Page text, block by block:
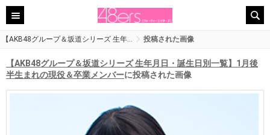
【AKB48グループ＆坂道シリーズ 生年… 投稿された画像
【AKB48グループ＆坂道シリーズ 生年月日・誕生日別一覧】1月後
半生まれの現役＆卒業メンバーに投稿された画像